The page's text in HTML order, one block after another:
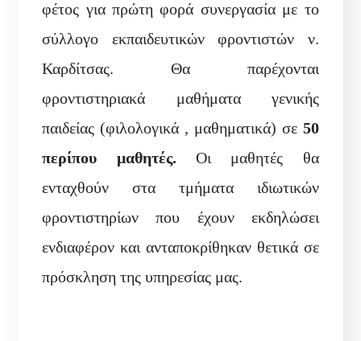
φέτος για πρώτη φορά συνεργασία με το
σύλλογο εκπαιδευτικών φροντιστών ν.
Καρδίτσας. Θα παρέχονται
φροντιστηριακά μαθήματα γενικής
παιδείας (φιλολογικά , μαθηματικά) σε 50
περίπου μαθητές. Οι μαθητές θα
ενταχθούν στα τμήματα ιδιωτικών
φροντιστηρίων που έχουν εκδηλώσει
ενδιαφέρον και ανταποκρίθηκαν θετικά σε
πρόσκληση της υπηρεσίας μας.